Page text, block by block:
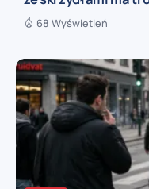
68 Wyświetleń